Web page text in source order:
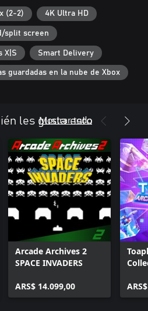
(2-2) 4K Ultra HD
split screen
X|S Smart Delivery
guardadas en la nube de Xbox
les gusta esto
Mostrar todo
Arcade Archives 2
SPACE INVADERS
ARS$ 14.099,00